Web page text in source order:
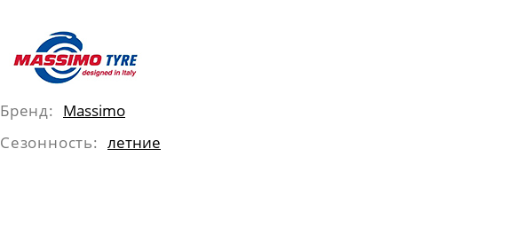
Бренд:
Massimo
Сезонность: летние